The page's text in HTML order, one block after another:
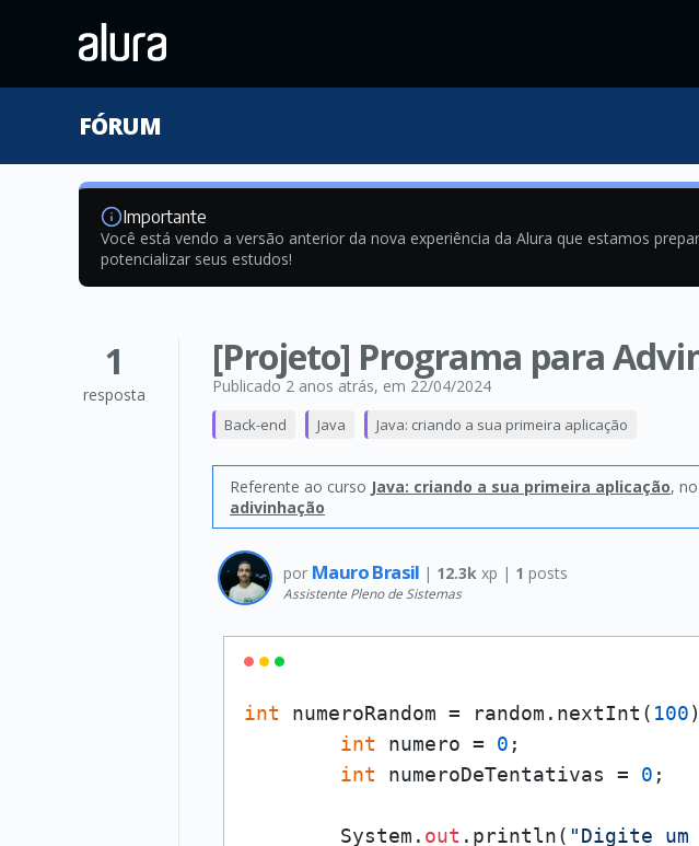
FÓRUM
Importante
Você está vendo a versão anterior da nova experiência da Alura que estamos
potencializar seus estudos!
1
resposta
[Projeto] Programa para
Publicado 2 anos atrás, em 22/04/2024
Back-end Java Java: criando a sua primeira aplicação
Referente ao curso Java: criando a sua primeira aplicação,
adivinhação
por Mauro Brasil | 12.3k xp | 1 posts
Assistente Pleno de Sistemas
int numeroRandom = random.nextInt( 100
int numero = 0 ;
int numeroDeTentativas = 0 ;
        System.
out .println( "Digite